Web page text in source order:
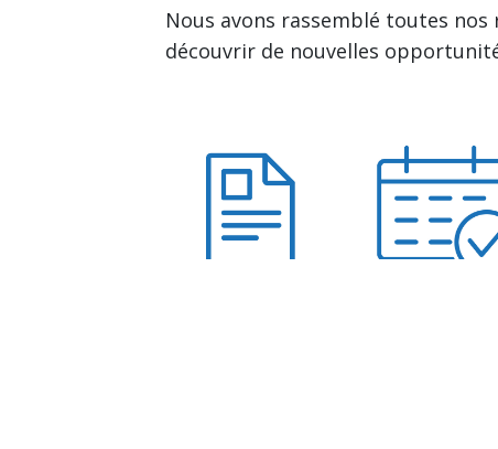
Nous avons rassemblé toutes
découvrir de nouvelles